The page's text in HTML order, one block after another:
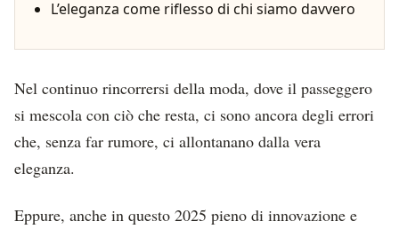
L’eleganza come riflesso di chi siamo davvero
Nel continuo rincorrersi della moda, dove il passeggero
si mescola con ciò che resta, ci sono ancora degli errori
che, senza far rumore, ci allontanano dalla vera
eleganza.
Eppure, anche in questo 2025 pieno di innovazione e